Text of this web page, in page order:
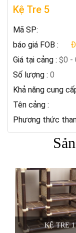
Kệ Tre 5
Mã SP:
báo giá FOB :
Giá tại cảng : $0 -
Số lượng : 0
Khả năng cung
Tên cảng :
Phương thức
KỆ TRE 1